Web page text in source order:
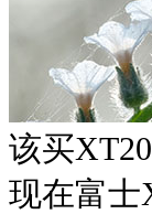
该买
现在富士